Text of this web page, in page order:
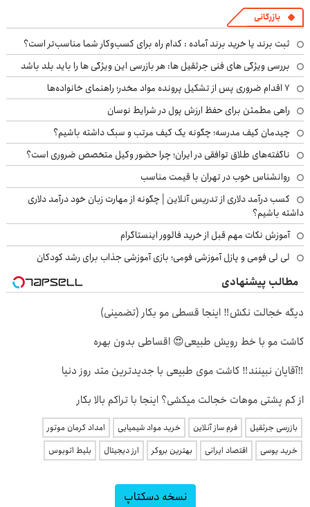
بازرگانی
ثبت برند یا خرید برند آماده : کدام راه برای کسب‌وکار شما مناسب‌تر است؟
بررسی ویژگی های فنی جرثقیل ها: هر بازرسی این ویژگی ها را باید بلد باشد
۷ اقدام ضروری پس از تشکیل پرونده مواد مخدر؛ راهنمای خانواده‌ها
راهی مطمئن برای حفظ ارزش پول در شرایط نوسان
چیدمان کیف مدرسه؛ چگونه یک کیف مرتب و سبک داشته باشیم؟
ناگفته‌های طلاق توافقی در ایران؛ چرا حضور وکیل متخصص ضروری است؟
روانشناس خوب در تهران با قیمت مناسب
کسب درآمد دلاری از تدریس آنلاین | چگونه از مهارت زبان خود درآمد دلاری
داشته باشیم؟
آموزش نکات مهم قبل از خرید فالوور اینستاگرام
لی لی فومی و پازل آموزشی فومی؛ بازی آموزشی جذاب برای رشد کودکان
مطالب پیشنهادی
دیگه خجالت نکش‼️ اینجا قسطی مو بکار (تضمینی)
کاشت مو با خط رویش طبیعی😍 اقساطی بدون بهره
‼️آقایان نبینند‼️ کاشت موی طبیعی با جدیدترین متد روز دنیا
از کم پشتی موهات خجالت میکشی؟ اینجا با تراکم بالا بکار
بازرسی جرثقیل فرم ساز آنلاین خرید مواد شیمیایی
امداد کرمان موتور
خرید یوسی
اقتصاد ایرانی بهترین بروکر ارز دیجیتال بلیط اتوبوس
نسخه دسکتاپ